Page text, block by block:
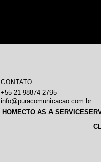
CONTATO
+55 21 98874-2795
info@puracomunicacao.com.br
HOMECTO AS A SERVICE